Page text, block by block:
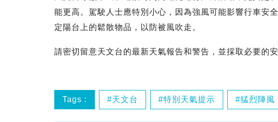
能更高。駕駛人士應特別小心，因為強風可能影響行車安
定陽台上的鬆散物品，以防被風吹走。
請密切留意天文台的最新天氣報告和警告，並採取必要的
Tags : 天文台 特別天氣提示 猛烈陣風